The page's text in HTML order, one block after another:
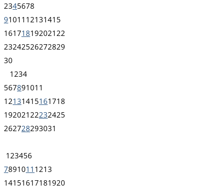
2345678
91011 12131415
161718192021 22
23242526272829
30
1 234
567891011
12131415161718
192021 22232425
262728293031
1 23456
7891011 1213
14151617181920